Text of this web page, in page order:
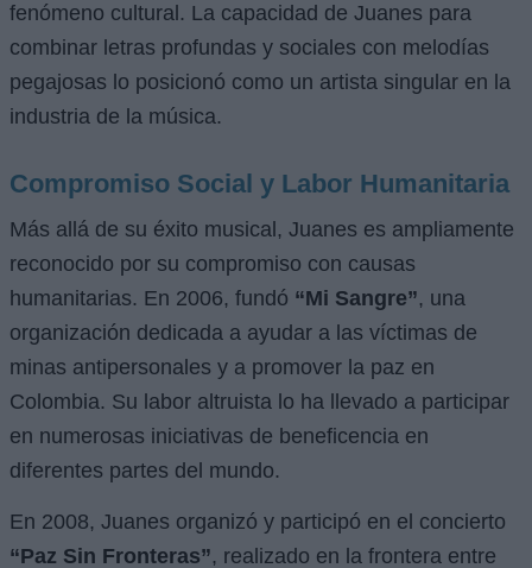
fenómeno cultural. La capacidad de Juanes para
combinar letras profundas y sociales con melodías
pegajosas lo posicionó como un artista singular en la
industria de la música.
Compromiso Social y Labor Humanitaria
Más allá de su éxito musical, Juanes es ampliamente
reconocido por su compromiso con causas
humanitarias. En 2006, fundó “Mi Sangre”, una
organización dedicada a ayudar a las víctimas de
minas antipersonales y a promover la paz en
Colombia. Su labor altruista lo ha llevado a participar
en numerosas iniciativas de beneficencia en
diferentes partes del mundo.
En 2008, Juanes organizó y participó en el concierto
“Paz Sin Fronteras”, realizado en la frontera entre